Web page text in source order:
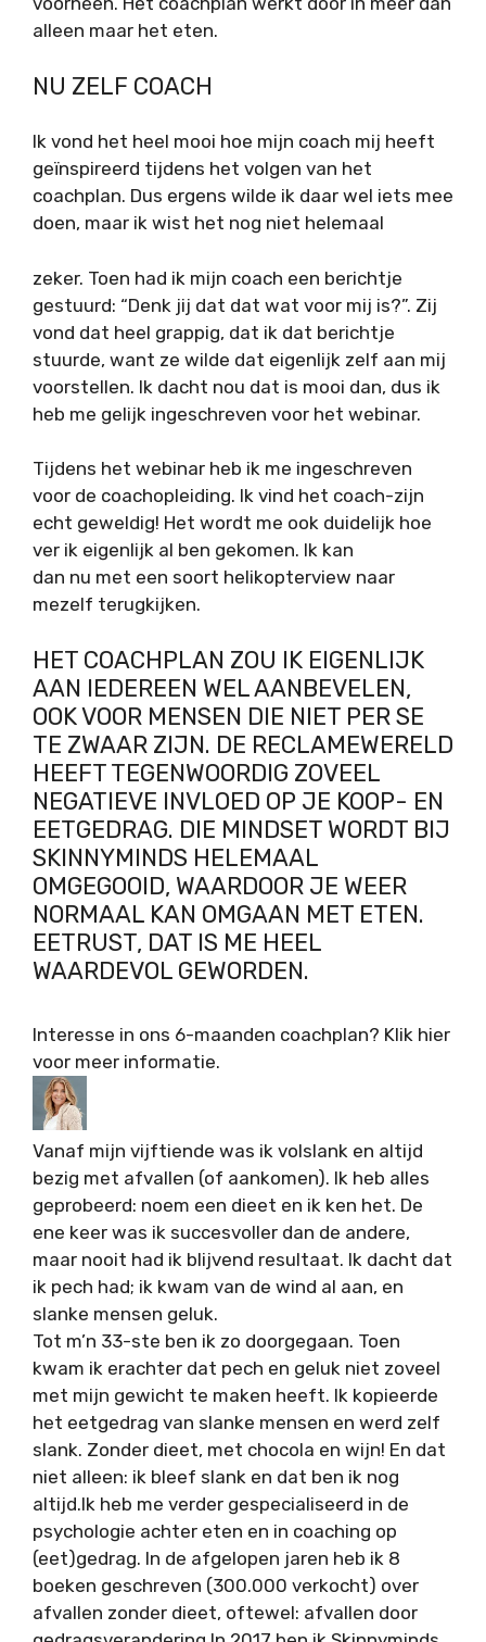
alleen maar het eten.
NU ZELF COACH
Ik vond het heel mooi hoe mijn coach mij heeft
geïnspireerd tijdens het volgen van het
coachplan. Dus ergens wilde ik daar wel iets mee
doen, maar ik wist het nog niet helemaal
zeker. Toen had ik mijn coach een berichtje
gestuurd: “Denk jij dat dat wat voor mij is?”. Zij
vond dat heel grappig, dat ik dat berichtje
stuurde, want ze wilde dat eigenlijk zelf aan mij
voorstellen. Ik dacht nou dat is mooi dan, dus ik
heb me gelijk ingeschreven voor het webinar.
Tijdens het webinar heb ik me ingeschreven
voor de coachopleiding. Ik vind het coach-zijn
echt geweldig! Het wordt me ook duidelijk hoe
ver ik eigenlijk al ben gekomen. Ik kan
dan nu met een soort helikopterview naar
mezelf terugkijken.
HET COACHPLAN ZOU IK EIGENLIJK
AAN IEDEREEN WEL AANBEVELEN,
OOK VOOR MENSEN DIE NIET PER SE
TE ZWAAR ZIJN. DE RECLAMEWERELD
HEEFT TEGENWOORDIG ZOVEEL
NEGATIEVE INVLOED OP JE KOOP- EN
EETGEDRAG. DIE MINDSET WORDT BIJ
SKINNYMINDS HELEMAAL
OMGEGOOID, WAARDOOR JE WEER
NORMAAL KAN OMGAAN MET ETEN.
EETRUST, DAT IS ME HEEL
WAARDEVOL GEWORDEN.
Interesse in ons 6-maanden coachplan? Klik hier
voor meer informatie.
Vanaf mijn vijftiende was ik volslank en altijd
bezig met afvallen (of aankomen). Ik heb alles
geprobeerd: noem een dieet en ik ken het. De
ene keer was ik succesvoller dan de andere,
maar nooit had ik blijvend resultaat. Ik dacht dat
ik pech had; ik kwam van de wind al aan, en
slanke mensen geluk.
Tot m’n 33-ste ben ik zo doorgegaan. Toen
kwam ik erachter dat pech en geluk niet zoveel
met mijn gewicht te maken heeft. Ik kopieerde
het eetgedrag van slanke mensen en werd zelf
slank. Zonder dieet, met chocola en wijn! En dat
niet alleen: ik bleef slank en dat ben ik nog
altijd.Ik heb me verder gespecialiseerd in de
psychologie achter eten en in coaching op
(eet)gedrag. In de afgelopen jaren heb ik 8
boeken geschreven (300.000 verkocht) over
afvallen zonder dieet, oftewel: afvallen door